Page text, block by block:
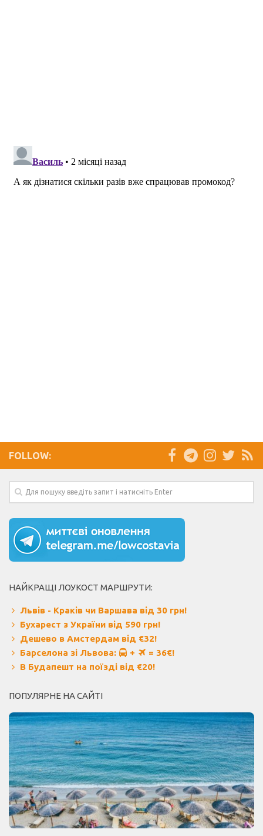
FOLLOW:
НАЙКРАЩІ ЛОУКОСТ МАРШРУТИ:
Львів - Краків чи Варшава від 30 грн!
Бухарест з України від 590 грн!
Дешево в Амстердам від €32!
Барселона зі Львова:
+
= 36€!
В Будапешт на поїзді від €20!
ПОПУЛЯРНЕ НА САЙТІ